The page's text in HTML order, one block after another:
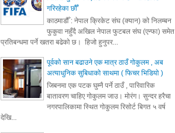
गरिरहेका छौँ'
काठमाडौँ : नेपाल क्रिकेट संघ (क्यान) को निलम्बन
फुकुवा नहुँदै अखिल नेपाल फुटबल संघ (एन्फा) समेत
प्रतिबन्धमा पर्ने खतरा बढेको छ। हिजो हुनुपर...
पूर्वको सान बढाउने एक मात्र ठाउँ गोकुलम , अब
अत्याधुनिक सुबिधाको साथमा ( फिचर भिडियो )
जिबनमा एक पटक घुम्नै पर्ने ठाउँ , पारिवारिक
बातावरण चाहिए गोकुलम जाउ। मोरंग। सुन्दर हरैचा
नगरपालिकामा स्थित गोकुलम रिसोर्ट बिगत ५ वर्ष
देखि...